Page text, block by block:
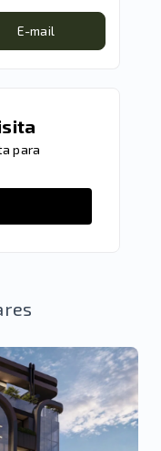
E-mail
para